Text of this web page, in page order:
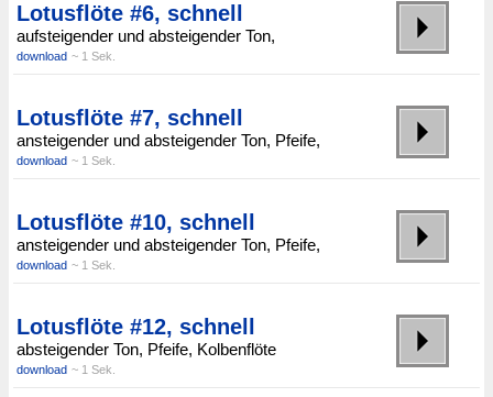
Lotusflöte #6, schnell
aufsteigender und absteigender Ton,
download ~ 1 Sek.
Lotusflöte #7, schnell
ansteigender und absteigender Ton, Pfeife,
download ~ 1 Sek.
Lotusflöte #10, schnell
ansteigender und absteigender Ton, Pfeife,
download ~ 1 Sek.
Lotusflöte #12, schnell
absteigender Ton, Pfeife, Kolbenflöte
download ~ 1 Sek.